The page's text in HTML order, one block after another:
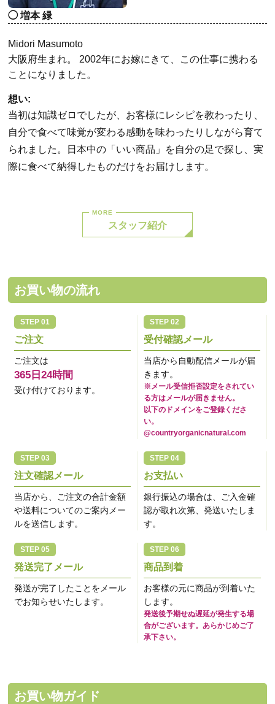
増本 緑
Midori Masumoto
大阪府生まれ。 2002年にお嫁にきて、この仕事に携わる
ことになりました。
想い:
当初は知識ゼロでしたが、お客様にレシピを教わったり、
自分で食べて味覚が変わる感動を味わったりしながら育て
られました。日本中の「いい商品」を自分の足で探し、実
際に食べて納得したものだけをお届けします。
スタッフ紹介
お買い物の流れ
ご注文
ご注文は
365日24時間
受け付けております。
受付確認メール
当店から自動配信メールが届
きます。
※メール受信拒否設定をされてい
る方はメールが届きません。
以下のドメインをご登録くださ
い。
@countryorganicnatural.com
注文確認メール
当店から、ご注文の合計金額
や送料についてのご案内メー
ルを送信します。
お支払い
銀行振込の場合は、ご入金確
認が取れ次第、発送いたしま
す。
発送完了メール
発送が完了したことをメール
でお知らせいたします。
商品到着
お客様の元に商品が到着いた
します。
発送後予期せぬ遅延が発生する場
合がございます。あらかじめご了
承下さい。
お買い物ガイド